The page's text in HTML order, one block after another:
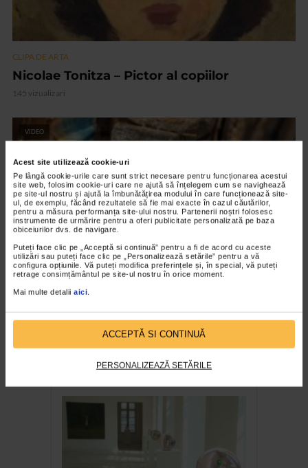
Acest site utilizează cookie-uri
Pe lângă cookie-urile care sunt strict necesare pentru funcționarea acestui
site web, folosim cookie-uri care ne ajută să înțelegem cum se navighează
pe site-ul nostru și ajută la îmbunătățirea modului în care funcționează site-
ul, de exemplu, făcând rezultatele să fie mai exacte în cazul căutărilor,
pentru a măsura performanța site-ului nostru. Partenerii noștri folosesc
instrumente de urmărire pentru a oferi publicitate personalizată pe baza
obiceiurilor dvs. de navigare.
Puteți face clic pe „Acceptă si continuă” pentru a fi de acord cu aceste
utilizări sau puteți face clic pe „Personalizează setările” pentru a vă
configura opțiunile. Vă puteți modifica preferințele și, în special, vă puteți
retrage consimțământul pe site-ul nostru în orice moment.
Mai multe detalii aici.
ACCEPTĂ SI CONTINUĂ
PERSONALIZEAZĂ SETĂRILE
CLIPA DE ARTA
Nicolae Tonitza – Pictor al copiilor
145 vizualizari
VIDEO
CLIPA DE ARTA
ARTS and ARTISTS. Anca Coller – “Cenușa
Memorie”
157 vizualizari